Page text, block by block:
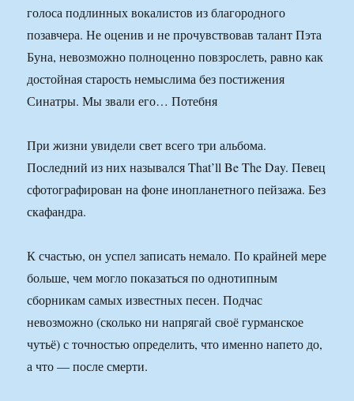
голоса подлинных вокалистов из благородного
позавчера. Не оценив и не прочувствовав талант Пэта
Буна, невозможно полноценно повзрослеть, равно как
достойная старость немыслима без постижения
Синатры. Мы звали его… Потебня
При жизни увидели свет всего три альбома.
Последний из них назывался That’ll Be The Day. Певец
сфотографирован на фоне инопланетного пейзажа. Без
скафандра.
К счастью, он успел записать немало. По крайней мере
больше, чем могло показаться по однотипным
сборникам самых известных песен. Подчас
невозможно (сколько ни напрягай своё гурманское
чутьё) с точностью определить, что именно напето до,
а что — после смерти.